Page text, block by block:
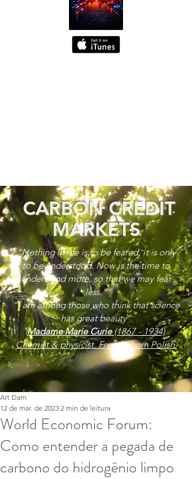
CARBON CREDIT
MARKETS
“Nothing in life is to be feared, it is only
to be understood. Now is the time to
understand more, so that we may fear
less.”
“I am among those who think that science
has great beauty”
Madame Marie Curie(1867 - 1934)
Chemist & physicist. French, born Polish.
World Economic Forum:
Como entender a pegada de
carbono do hidrogênio limpo
Art Dam
12 de mar. de 2023 2 min de leitura